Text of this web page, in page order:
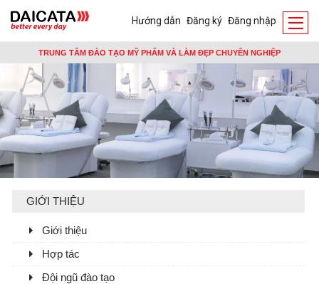
TRUNG TÂM ĐÀO TẠO MỸ PHẨM VÀ LÀM ĐẸP CHUYÊN NGHIỆP
Hướng dẫn Đăng ký Đăng nhập
GIỚI THIỆU
Giới thiệu
Hợp tác
Đội ngũ đào tạo